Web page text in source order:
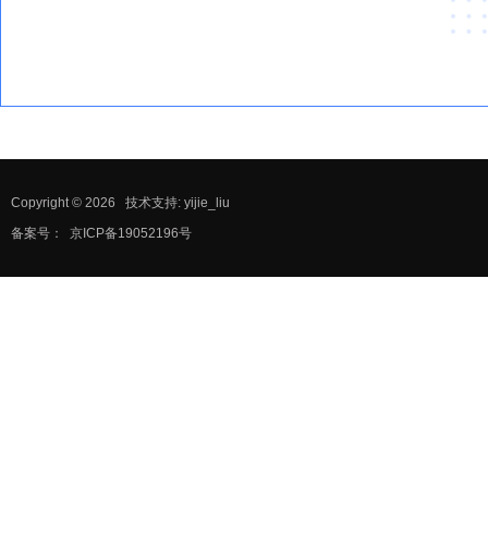
Copyright © 2026
技术支持: yijie_liu
备案号：
京ICP备19052196号